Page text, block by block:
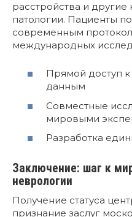
расстройства и
патологии. Пациенты
современным
международных
Прямой доступ
данным
Совместные
мировыми
Разработка
Заключение: шаг к
неврологии
Получение статуса
признание заслуг